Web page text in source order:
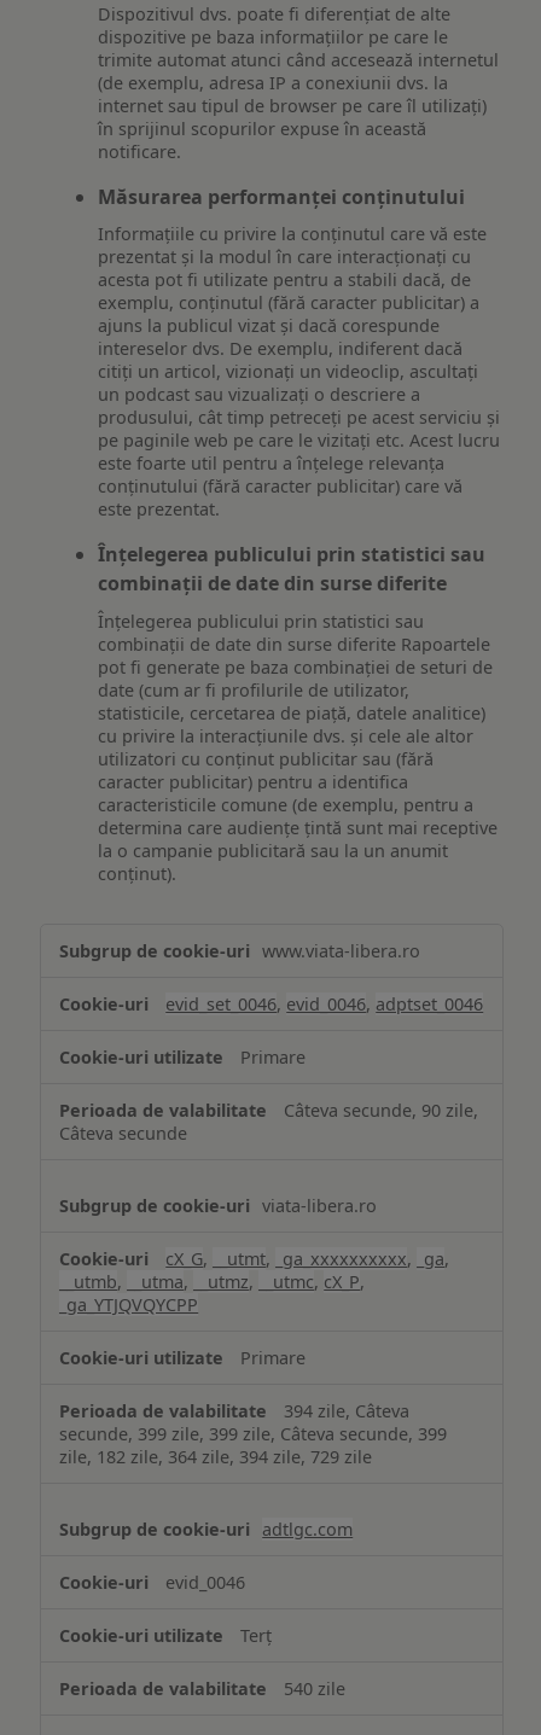
Dispozitivul dvs. poate fi diferențiat de alte
dispozitive pe baza informațiilor pe care le
trimite automat atunci când accesează internetul
(de exemplu, adresa IP a conexiunii dvs. la
internet sau tipul de browser pe care îl utilizați)
în sprijinul scopurilor expuse în această
notificare.
Măsurarea performanței conținutului
Informațiile cu privire la conținutul care vă este
prezentat și la modul în care interacționați cu
acesta pot fi utilizate pentru a stabili dacă, de
exemplu, conținutul (fără caracter publicitar) a
ajuns la publicul vizat și dacă corespunde
intereselor dvs. De exemplu, indiferent dacă
citiți un articol, vizionați un videoclip, ascultați
un podcast sau vizualizați o descriere a
produsului, cât timp petreceți pe acest serviciu și
pe paginile web pe care le vizitați etc. Acest lucru
este foarte util pentru a înțelege relevanța
conținutului (fără caracter publicitar) care vă
este prezentat.
Înțelegerea publicului prin statistici sau
combinații de date din surse diferite
Înțelegerea publicului prin statistici sau
combinații de date din surse diferite Rapoartele
pot fi generate pe baza combinației de seturi de
date (cum ar fi profilurile de utilizator,
statisticile, cercetarea de piață, datele analitice)
cu privire la interacțiunile dvs. și cele ale altor
utilizatori cu conținut publicitar sau (fără
caracter publicitar) pentru a identifica
caracteristicile comune (de exemplu, pentru a
determina care audiențe țintă sunt mai receptive
la o campanie publicitară sau la un anumit
conținut).
www.viata-libera.ro
evid_set_0046, evid_0046, adptset_0046
Primare
Câteva secunde, 90 zile,
Câteva secunde
viata-libera.ro
cX_G, __utmt, _ga_xxxxxxxxxx, _ga,
__utmb, __utma, __utmz, __utmc, cX_P,
_ga_YTJQVQYCPP
Primare
394 zile, Câteva
secunde, 399 zile, 399 zile, Câteva secunde, 399
zile, 182 zile, 364 zile, 394 zile, 729 zile
adtlgc.com
evid_0046
Terț
540 zile